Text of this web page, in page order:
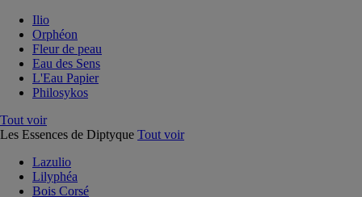
Ilio
Orphéon
Fleur de peau
Eau des Sens
L'Eau Papier
Philosykos
Tout voir
Les Essences de Diptyque Tout voir
Lazulio
Lilyphéa
Bois Corsé